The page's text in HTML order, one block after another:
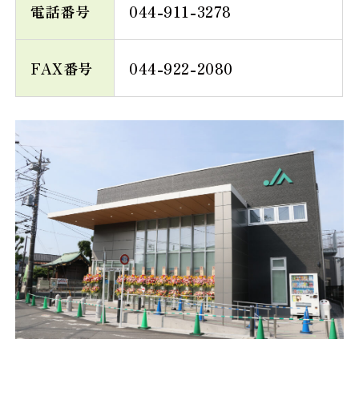
電話番号 044-911-3278
FAX番号 044-922-2080